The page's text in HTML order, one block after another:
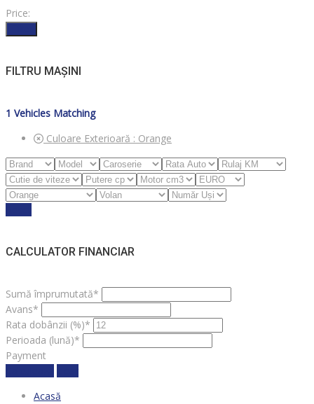
Price:
FILTRU MAȘINI
1 Vehicles Matching
Culoare Exterioară : Orange
CALCULATOR FINANCIAR
Sumă împrumutată*
Avans*
Rata dobânzii (%)*
Perioada (lună)*
Payment
Acasă